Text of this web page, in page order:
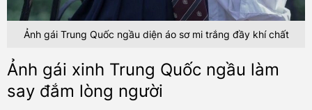
Ảnh gái Trung Quốc ngầu diện áo sơ mi trắng đầy khí chất
Ảnh gái xinh Trung Quốc ngầu làm
say đắm lòng người